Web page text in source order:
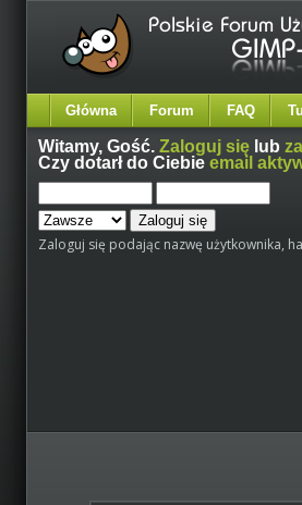
Główna Forum FAQ
Witamy, Gość. Zaloguj się lub
Czy dotarł do Ciebie email
Zaloguj się podając nazwę użytkownika,